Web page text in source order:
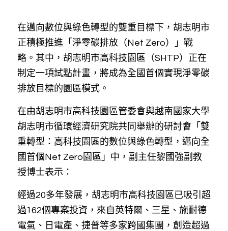
在邁向數位與綠色轉型的雙重目標下，胡志明市
正積極推進「淨零碳排放（Net Zero）」戰
略。其中，胡志明市高科技園區（SHTP）正在
制定一項試點計畫，將成為全國首個實現淨零碳
排放目標的園區模式。
在由胡志明市高科技園區管委會與越南國家大學
胡志明市循環經濟研究院共同舉辦的研討會「雙
重轉型：高科技園區的數位與綠色轉型，邁向全
國首個Net Zero園區」中，副主任黎國強副教
授博士表示：
經過20多年發展，胡志明市高科技園區已吸引超
過162個專案投資，來自英特爾、三星、施耐德
電氣、日電產、捷普等多家跨國集團，創造超過